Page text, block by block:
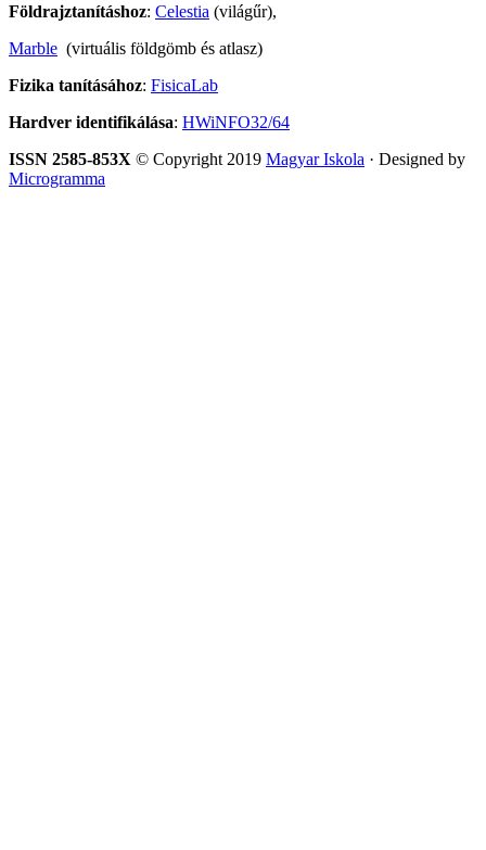
Földrajztanításhoz: Celestia (világűr),
Marble (virtuális földgömb és atlasz)
Fizika tanításához: FisicaLab
Hardver identifikálása: HWiNFO32/64
ISSN 2585-853X © Copyright 2019 Magyar Iskola · Designed by
Microgramma